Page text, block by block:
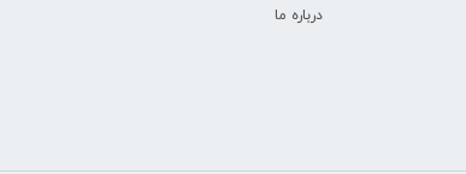
درباره ما